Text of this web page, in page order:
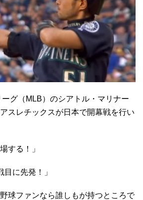
グ（MLB）のシアトル・マリナー
スレチックスが日本で開幕戦を行い
する！」
目に先発！」
球ファンなら誰しもが持つところで